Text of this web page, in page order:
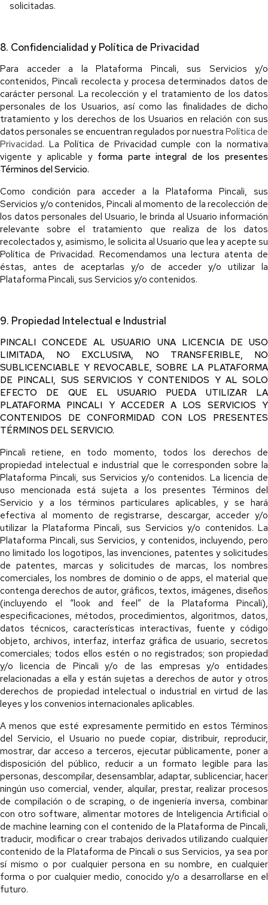
solicitadas.
8. Confidencialidad y Política de Privacidad
Para acceder a la Plataforma Pincali, sus Servicios y/o
contenidos, Pincali recolecta y procesa determinados datos de
carácter personal. La recolección y el tratamiento de los datos
personales de los Usuarios, así como las finalidades de dicho
tratamiento y los derechos de los Usuarios en relación con sus
datos personales se encuentran regulados por nuestra Política de
Privacidad. La Política de Privacidad cumple con la normativa
vigente y aplicable y forma parte integral de los presentes
Términos del Servicio.
Como condición para acceder a la Plataforma Pincali, sus
Servicios y/o contenidos, Pincali al momento de la recolección de
los datos personales del Usuario, le brinda al Usuario información
relevante sobre el tratamiento que realiza de los datos
recolectados y, asimismo, le solicita al Usuario que lea y acepte su
Política de Privacidad. Recomendamos una lectura atenta de
éstas, antes de aceptarlas y/o de acceder y/o utilizar la
Plataforma Pincali, sus Servicios y/o contenidos.
9. Propiedad Intelectual e Industrial
PINCALI CONCEDE AL USUARIO UNA LICENCIA DE USO
LIMITADA, NO EXCLUSIVA, NO TRANSFERIBLE, NO
SUBLICENCIABLE Y REVOCABLE, SOBRE LA PLATAFORMA
DE PINCALI, SUS SERVICIOS Y CONTENIDOS Y AL SOLO
EFECTO DE QUE EL USUARIO PUEDA UTILIZAR LA
PLATAFORMA PINCALI Y ACCEDER A LOS SERVICIOS Y
CONTENIDOS DE CONFORMIDAD CON LOS PRESENTES
TÉRMINOS DEL SERVICIO.
Pincali retiene, en todo momento, todos los derechos de
propiedad intelectual e industrial que le corresponden sobre la
Plataforma Pincali, sus Servicios y/o contenidos. La licencia de
uso mencionada está sujeta a los presentes Términos del
Servicio y a los términos particulares aplicables, y se hará
efectiva al momento de registrarse, descargar, acceder y/o
utilizar la Plataforma Pincali, sus Servicios y/o contenidos. La
Plataforma Pincali, sus Servicios, y contenidos, incluyendo, pero
no limitado los logotipos, las invenciones, patentes y solicitudes
de patentes, marcas y solicitudes de marcas, los nombres
comerciales, los nombres de dominio o de apps, el material que
contenga derechos de autor, gráficos, textos, imágenes, diseños
(incluyendo el “look and feel” de la Plataforma Pincali),
especificaciones, métodos, procedimientos, algoritmos, datos,
datos técnicos, características interactivas, fuente y código
objeto, archivos, interfaz, interfaz gráfica de usuario, secretos
comerciales; todos ellos estén o no registrados; son propiedad
y/o licencia de Pincali y/o de las empresas y/o entidades
relacionadas a ella y están sujetas a derechos de autor y otros
derechos de propiedad intelectual o industrial en virtud de las
leyes y los convenios internacionales aplicables.
A menos que esté expresamente permitido en estos Términos
del Servicio, el Usuario no puede copiar, distribuir, reproducir,
mostrar, dar acceso a terceros, ejecutar públicamente, poner a
disposición del público, reducir a un formato legible para las
personas, descompilar, desensamblar, adaptar, sublicenciar, hacer
ningún uso comercial, vender, alquilar, prestar, realizar procesos
de compilación o de scraping, o de ingeniería inversa, combinar
con otro software, alimentar motores de Inteligencia Artificial o
de machine learning con el contenido de la Plataforma de Pincali,
traducir, modificar o crear trabajos derivados utilizando cualquier
contenido de la Plataforma de Pincali o sus Servicios, ya sea por
sí mismo o por cualquier persona en su nombre, en cualquier
forma o por cualquier medio, conocido y/o a desarrollarse en el
futuro.